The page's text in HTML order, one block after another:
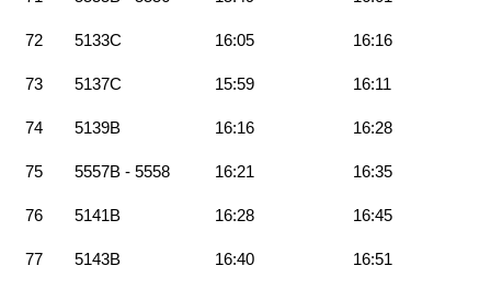
72 5133C 16:05 16:16
73 5137C 15:59 16:11
74 5139B 16:16 16:28
75 5557B - 5558 16:21 16:35
76 5141B 16:28 16:45
77 5143B 16:40 16:51